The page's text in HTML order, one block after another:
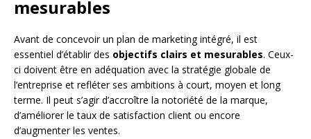
mesurables
Avant de concevoir un plan de marketing intégré, il est
essentiel d’établir des objectifs clairs et mesurables. Ceux-
ci doivent être en adéquation avec la stratégie globale de
l’entreprise et refléter ses ambitions à court, moyen et long
terme. Il peut s’agir d’accroître la notoriété de la marque,
d’améliorer le taux de satisfaction client ou encore
d’augmenter les ventes.